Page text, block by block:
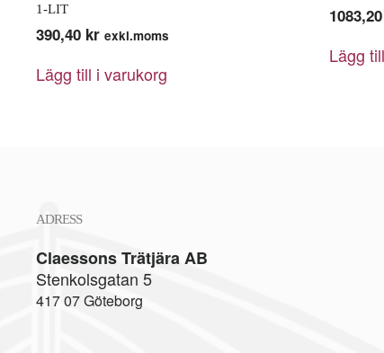
1-LIT
390,40 kr exkl.moms
Lägg till i varukorg
1083,20
Lägg
ADRESS
Claessons Trätjära AB
Stenkolsgatan 5
417 07 Göteborg